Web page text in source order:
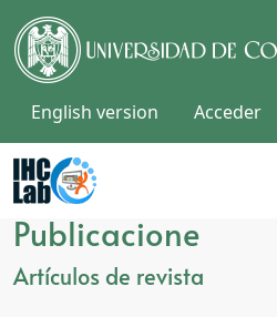
English version Acceder
Publicacione
Artículos de revista